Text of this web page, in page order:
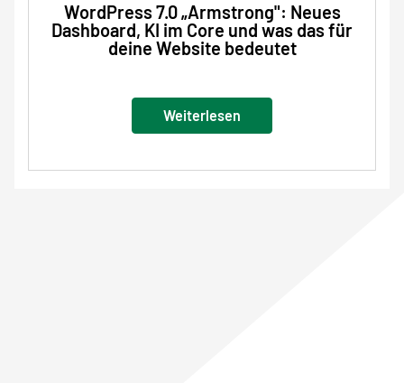
WordPress 7.0 „Armstrong": Neues
Dashboard, KI im Core und was das für
deine Website bedeutet
Weiterlesen